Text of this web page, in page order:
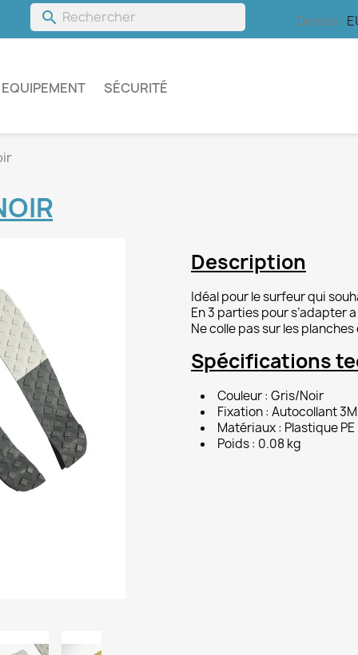
search Devise :
EQUIPEMENT SÉCURITÉ
Description
Idéal pour le surfeur qui
En 3 parties pour s’adapter
Ne colle pas sur les planches
Spécifications
Couleur : Gris/Noir
Fixation : Autocollant 3M
Matériaux : Plastique PE
Poids : 0.08 kg